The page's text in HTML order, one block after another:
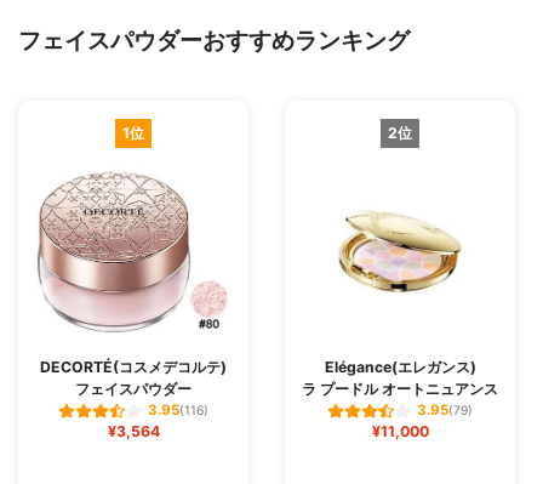
フェイスパウダーおすすめランキング
1位
DECORTÉ(コスメデコルテ)
フェイスパウダー
3.95(116)
¥3,564
2位
Elégance(エレガンス)
ラ プードル オートニュアンス
3.95(79)
¥11,000